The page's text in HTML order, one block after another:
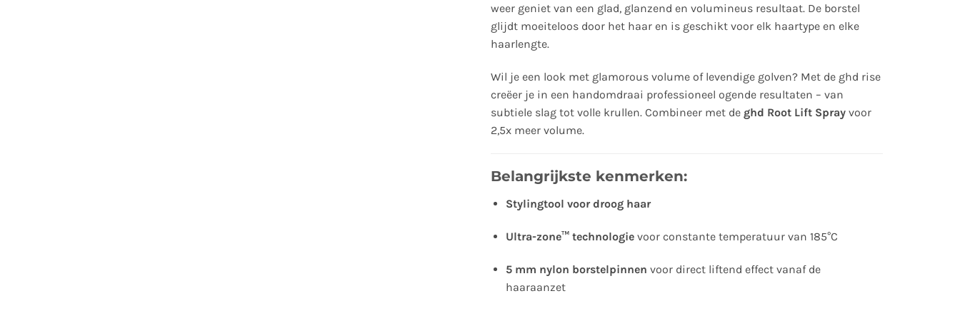
weer geniet van een glad, glanzend en volumineus resultaat. De borstel
glijdt moeiteloos door het haar en is geschikt voor elk haartype en elke
haarlengte.
Wil je een look met glamorous volume of levendige golven? Met de ghd rise
creëer je in een handomdraai professioneel ogende resultaten – van
subtiele slag tot volle krullen. Combineer met de ghd Root Lift Spray voor
2,5x meer volume.
Belangrijkste kenmerken:
Stylingtool voor droog haar
Ultra-zone™ technologievoor constante temperatuur van 185°C
5 mm nylon borstelpinnen voor direct liftend effect vanaf de
haaraanzet